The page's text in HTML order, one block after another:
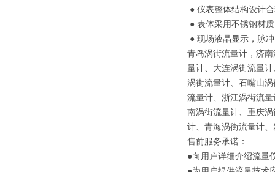
● 仪表整体结构设计
● 表体采用不锈钢材
● 现场液晶显示，脉
青岛涡街流量计，济
量计、大连涡街流量
涡街流量计、石嘴山
流量计、浙江涡街流
南涡街流量计、重庆
计、青海涡街流量计
售前服务承诺：
●向用户详细介绍流量